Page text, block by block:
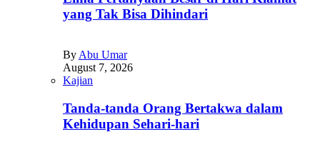
yang Tak Bisa Dihindari
By Abu Umar
August 7, 2026
Kajian
Tanda-tanda Orang Bertakwa dalam
Kehidupan Sehari-hari